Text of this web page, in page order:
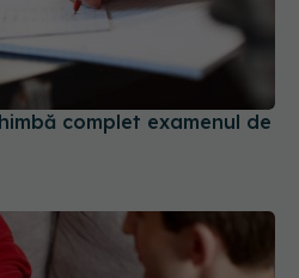
complet examenul de